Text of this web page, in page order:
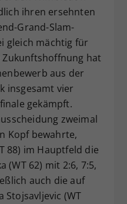
ihren ersehnten
Grand-Slam-
gleich mächtig für
Zukunftshoffnung hat
aus der
insgesamt vier
gekämpft.
zweimal
Kopf bewahrte,
88) im Hauptfeld die
(WT 62) mit 2:6, 7:5,
auch die auf
Stojsavljevic (WT
Ihre Consent-
Unter anderem eine
ID, für die
Ihrer
Einstellungen, falls der
dies eingestellt